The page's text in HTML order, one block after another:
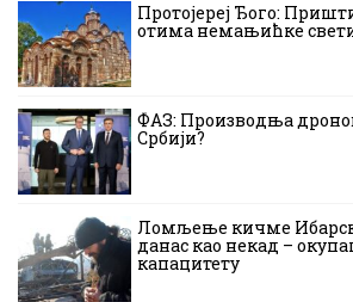
Протојереј Ђого:
отима немањићке
ФАЗ: Производња
Србији?
Ломљење кичме
данас као некад –
капацитету